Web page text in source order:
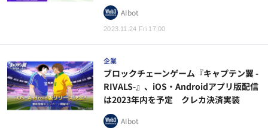
2023.11.24 Fri 17:00
AIbot
企業
ブロックチェーンゲーム『キャプテン翼 -
RIVALS-』、iOS・Androidアプリ版配信
は2023年内を予定 クレカ決済実装
AIbot